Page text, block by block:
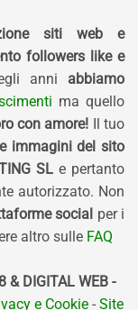
siti web e
followers like e
anni abbiamo
ma quello
con amore! Il tuo
immagini del sito
SL e pertanto
autorizzato. Non
social per i
altro sulle FAQ
& DIGITAL WEB -
e Cookie - Site